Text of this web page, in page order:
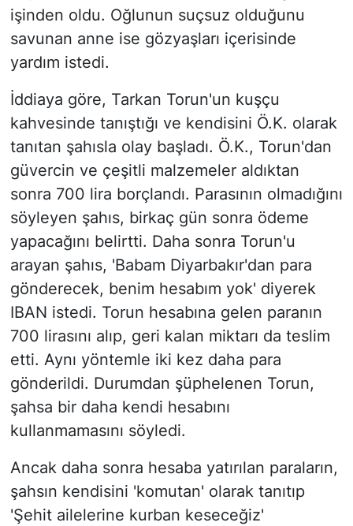
işinden oldu. Oğlunun suçsuz olduğunu
savunan anne ise gözyaşları içerisinde
yardım istedi.
İddiaya göre, Tarkan Torun'un kuşçu
kahvesinde tanıştığı ve kendisini Ö.K. olarak
tanıtan şahısla olay başladı. Ö.K., Torun'dan
güvercin ve çeşitli malzemeler aldıktan
sonra 700 lira borçlandı. Parasının olmadığını
söyleyen şahıs, birkaç gün sonra ödeme
yapacağını belirtti. Daha sonra Torun'u
arayan şahıs, 'Babam Diyarbakır'dan para
gönderecek, benim hesabım yok' diyerek
IBAN istedi. Torun hesabına gelen paranın
700 lirasını alıp, geri kalan miktarı da teslim
etti. Aynı yöntemle iki kez daha para
gönderildi. Durumdan şüphelenen Torun,
şahsa bir daha kendi hesabını
kullanmamasını söyledi.
Ancak daha sonra hesaba yatırılan paraların,
şahsın kendisini 'komutan' olarak tanıtıp
'Şehit ailelerine kurban keseceğiz'